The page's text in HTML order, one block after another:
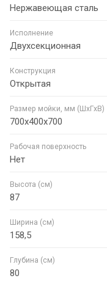
Нержавеющая сталь
Исполнение
Двухсекционная
Конструкция
Открытая
Размер мойки, мм (ШхГхВ)
700х400х700
Рабочая поверхность
Нет
Высота (см)
87
Ширина (см)
158,5
Глубина (см)
80